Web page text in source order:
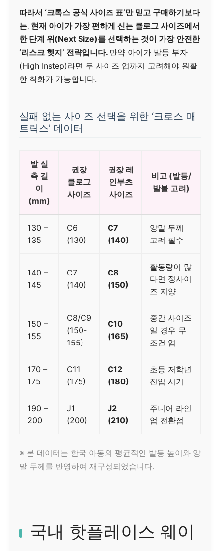
따라서 ‘크록스 공식 사이즈 표’만 믿고 구매하기보다
는, 현재 아이가 가장 편하게 신는 클로그 사이즈에서
한 단계 위(Next Size)를 선택하는 것이 가장 안전한
‘리스크 헷지’ 전략입니다. 만약 아이가 발등 부자
(High Instep)라면 두 사이즈 업까지 고려해야 원활
한 착화가 가능합니다.
실패 없는 사이즈 선택을 위한 ‘크로스 매
트릭스’ 데이터
발 실
측 길
이
(mm)
권장
클로그
사이즈
권장 레
인부츠
사이즈
비고 (발등/
발볼 고려)
130 –
135
C6
(130)
C7
(140)
양말 두께
고려 필수
140 –
145
C7
(140)
C8
(150)
활동량이 많
다면 정사이
즈 지양
150 –
155
C8/C9
(150-
155)
C10
(165)
중간 사이즈
일 경우 무
조건 업
170 –
175
C11
(175)
C12
(180)
초등 저학년
진입 시기
190 –
200
J1
(200)
J2
(210)
주니어 라인
업 전환점
※ 본 데이터는 한국 아동의 평균적인 발등 높이와 양
말 두께를 반영하여 재구성되었습니다.
국내 핫플레이스 웨이